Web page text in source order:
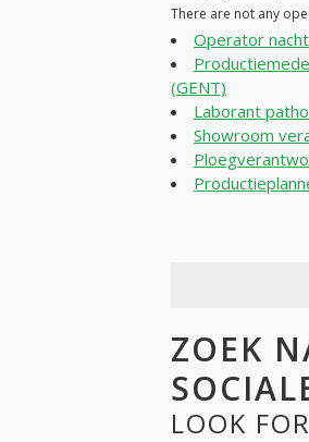
There are not any
Operator
(GENT)
Laborant
Showroom
ZOEK
LOOK